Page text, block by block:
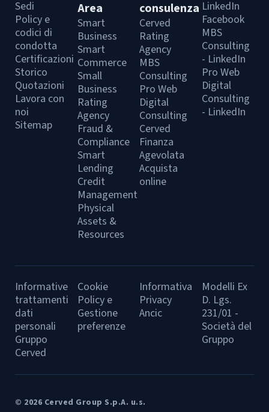
Sedi
Policy e
codici di
condotta
Certificazioni
Storico
Quotazioni
Lavora con
noi
Sitemap
Area
Smart
Business
Smart
Commerce
Small
Business
Rating
Agency
Fraud &
Compliance
Smart
Lending
Credit
Management
Physical
Assets &
Resources
consulenza
Cerved
Rating
Agency
MBS
Consulting
Pro Web
Digital
Consulting
Cerved
Finanza
Agevolata
Acquista
online
LinkedIn
Facebook
MBS
Consulting
- LinkedIn
Pro Web
Digital
Consulting
- LinkedIn
Informative
trattamenti
dati
personali
Gruppo
Cerved
Cookie
Policy e
Gestione
preferenze
Informativa
Privacy
Ancic
Modelli Ex
D. Lgs.
231/01 -
Società del
Gruppo
© 2026 Cerved Group S.p.A. u.s.